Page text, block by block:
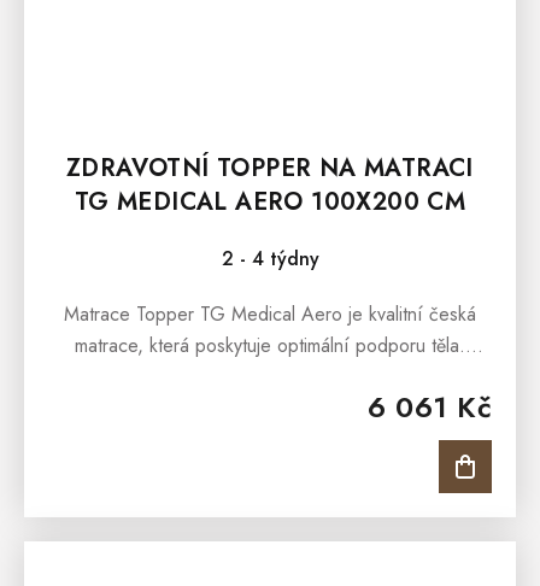
ZDRAVOTNÍ TOPPER NA MATRACI
TG MEDICAL AERO 100X200 CM
2 - 4 týdny
6 061 Kč
Matrace Topper TG Medical Aero je kvalitní česká
matrace, která poskytuje optimální podporu těla.